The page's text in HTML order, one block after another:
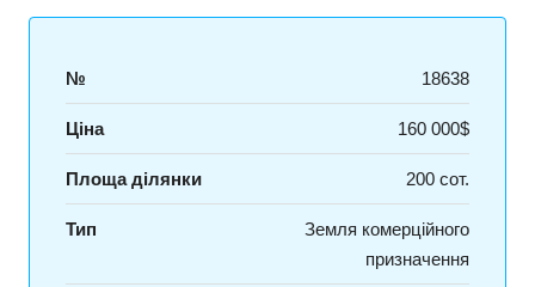
№ 18638
Ціна 160 000$
Площа ділянки 200 сот.
Тип
Земля комерційного
призначення